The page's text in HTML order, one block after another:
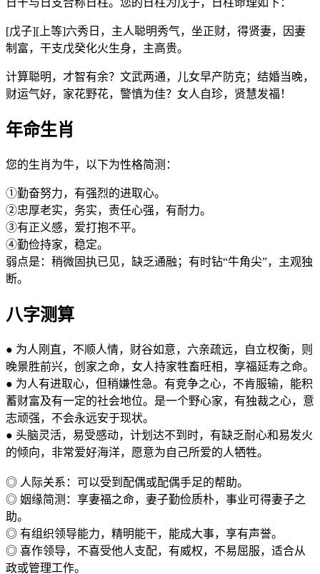
日干与日支合称日柱。您的日柱为戊子，日柱命理如下：
[戊子][上等]六秀日，主人聪明秀气，坐正财，得贤妻，因妻
制富，干支戊癸化火生身，主高贵。
计算聪明，才智有余？文武两通，儿女早产防克；结婚当晚，
财运气好，家花野花，警慎为佳？女人自珍，贤慧发福！
年命生肖
您的生肖为牛，以下为性格简测：
①勤奋努力，有强烈的进取心。
②忠厚老实，务实，责任心强，有耐力。
③有正义感，爱打抱不平。
④勤俭持家，稳定。
弱点是：稍微固执已见，缺乏通融；有时钻“牛角尖”，主观独
断。
八字测算
● 为人刚直，不顺人情，财谷如意，六亲疏远，自立权衡，则
晚景胜前兴，创家之命，女人持家牲畜旺相，享福延寿之命。
● 为人有进取心，但稍嫌性急。有竞争之心，不肯服输，能积
蓄财富及有一定的社会地位。是一个野心家，有独裁之心，意
志顽强，不会永远安于现状。
● 头脑灵活，易受感动，计划达不到时，有缺乏耐心和易发火
的倾向，非常爱好海洋，愿意为自己所爱的人牺牲。
◎ 人际关系：可以受到配偶或配偶手足的帮助。
◎ 姻缘简测：享妻福之命，妻子勤俭质朴，事业可得妻子之
助。
◎ 有组织领导能力，精明能干，能成大事，享有声誉。
◎ 喜作领导，不喜受他人支配，有威权，不易屈服，适合从
政或管理工作。